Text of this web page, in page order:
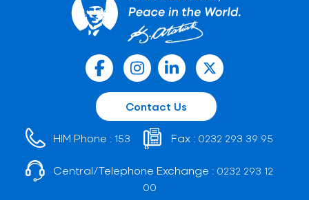
Contact Us
HIM Phone : 153 Fax : 0232 293 39 95
Central/Telephone Exchange : 0232 293 12
00